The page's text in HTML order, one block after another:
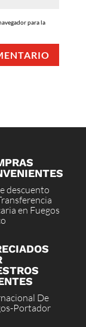
para la
descuento
en Fuegos
De
Portador